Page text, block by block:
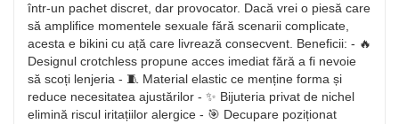
într-un pachet discret, dar provocator. Dacă vrei o piesă care
să amplifice momentele sexuale fără scenarii complicate,
acesta e bikini cu ață care livrează consecvent. Beneficii: - 🔥
Designul crotchless propune acces imediat fără a fi nevoie
să scoți lenjeria - 🧵 Material elastic ce menține forma și
reduce necesitatea ajustărilor - ✨ Bijuteria privat de nichel
elimină riscul iritațiilor alergice - 🎯 Decupare poziționat